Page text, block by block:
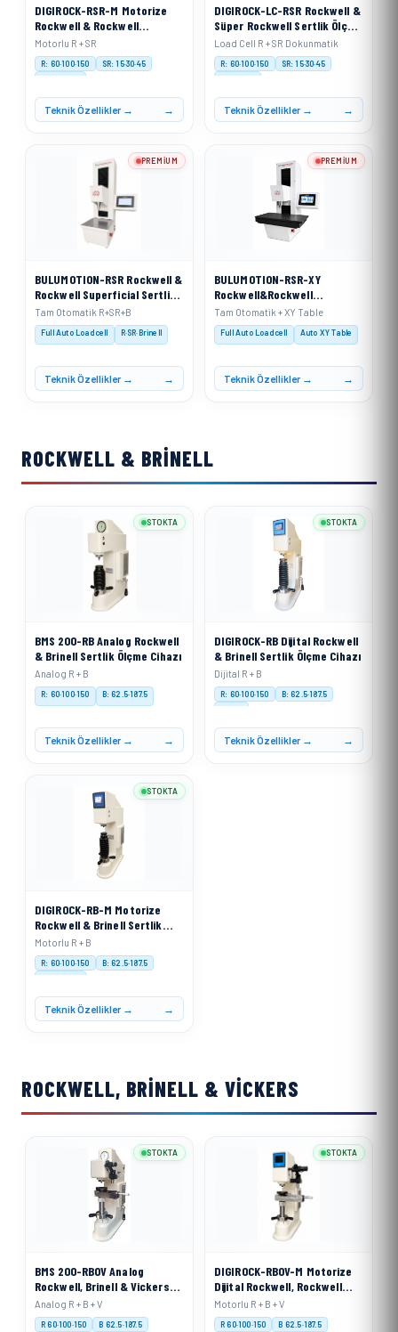
DIGIROCK-RSR-M Motorize
Rockwell & Rockwell
Superficial Sertlik Ölçme
Cihazı
Motorlu R + SR
R: 60·100·150
SR: 15·30·45
Motorised
Teknik Özellikler →
DIGIROCK-LC-RSR Rockwell &
Süper Rockwell Sertlik Ölçme
Cihazı Load Cell Sistemli
Load Cell R + SR Dokunmatik
R: 60·100·150
SR: 15·30·45
Load Cell
Teknik Özellikler →
BULUMOTION-RSR Rockwell &
Rockwell Superficial Sertlik
Ölçme Cihazı Tam Otomatik
Hareketli Kafa Sistemi
Tam Otomatik R+SR+B
Full Auto Loadcell R·SR·Brinell
Teknik Özellikler →
PREMIUM
BULUMOTION-RSR-XY
Rockwell&Rockwell
Superficial Sertlik Ölçme
Cihazı Tam Otomatik
Hareketli Kafa Sistemi&
Ölçüm Tablası ile)
Tam Otomatik + XY Table
Full Auto Loadcell Auto XY Table
Teknik Özellikler →
PREMIUM
ROCKWELL & BRINELL
BMS 200-RB Analog Rockwell
& Brinell Sertlik Ölçme Cihazı
Analog R + B
R: 60·100·150 B: 62.5·187.5
Teknik Özellikler →
STOKTA
DIGIROCK-RB Dijital Rockwell
& Brinell Sertlik Ölçme Cihazı
Dijital R + B
R: 60·100·150
B: 62.5·187.5
Digital
Teknik Özellikler →
STOKTA
DIGIROCK-RB-M Motorize
Rockwell & Brinell Sertlik
Ölçme Cihazı
Motorlu R + B
R: 60·100·150
B: 62.5·187.5
Motorised
Teknik Özellikler →
STOKTA
ROCKWELL, BRINELL & VICKERS
BMS 200-RBOV Analog
Rockwell, Brinell & Vickers
Sertlik Ölçme Cihazı
Analog R + B + V
R 60·100·150 B 62.5·187.5
STOKTA
DIGIROCK-RBOV-M Motorize
Dijital Rockwell, Rockwell
Superficial, Brinell ve
Vickers Sertlik Ölçme Cihazı
Motorlu R + B + V
R 60·100·150 B 62.5·187.5
STOKTA